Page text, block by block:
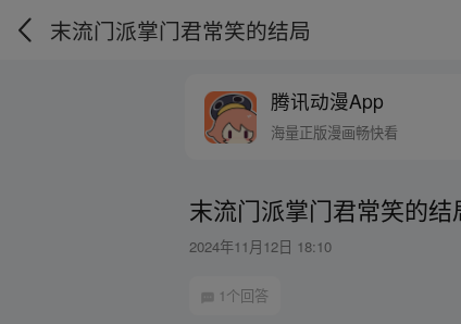
末流门派掌门君常笑的结局
腾讯动漫App
海量正版漫画畅快看
末流门派掌门君常笑的结
2024年11月12日 18:10
1个回答